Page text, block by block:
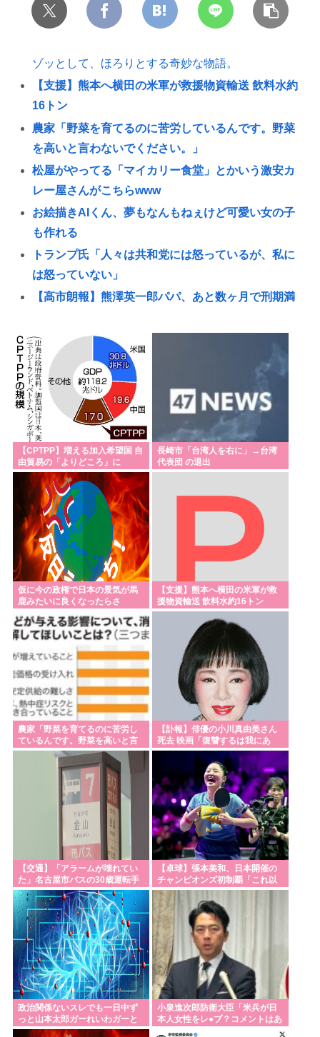
ゾッとして、ほろりとする奇妙な物語。
【支援】熊本へ横田の米軍が救援物資輸送 飲料水約
16トン
農家「野菜を育てるのに苦労しているんです。野菜
を高いと言わないでください。」
松屋がやってる「マイカリー食堂」とかいう激安カ
レー屋さんがこちらwww
お絵描きAIくん、夢もなんもねぇけど可愛い女の子
も作れる
トランプ氏「人々は共和党には怒っているが、私に
は怒っていない」
【高市朗報】熊澤英一郎パパ、あと数ヶ月で刑期満
【歴史】「ああァ、だまされちゃった。今度生れる
時はアメリカへ生れるぞ」 22歳で戦死した特攻隊員
が出撃前の日記に残した”本音”
小牛田・涌谷・登米 宮城県の難読地名
糞ダサエグザイル社長ヒロ、逮捕、妻の顔面ボコボ
コ半56しにした。
『しゃべくり007』”偏差値70英語エリート軍団” 河
野太郎、中田敦彦、岸谷蘭丸らが英語”お受験”事
情・学習法を徹底解説
「日本で1番有名なドイツ人」、意見が分かれる
【画像】高市早苗さんの経歴、マジで謎www
【緊急】エアコン壊れた
複数の台風、日本の周りを回りはじめる 高市😭
高市の無責任減税反対派の自民党議員、案の定いつ
ものまともなメンツだったwww
Powered by livedoor 相互RSS
【CPTPP】増える加入希望国 自
由貿易の「よりどころ」に
長崎市「台湾人を右に」→台湾
代表団 の退出
仮に今の政権で日本の景気が馬
鹿みたいに良くなったらさ
【支援】熊本へ横田の米軍が救
援物資輸送 飲料水約16トン
農家「野菜を育てるのに苦労し
ているんです。野菜を高いと言
わないでください。」
【訃報】俳優の小川真由美さん
死去 映画「復讐するは我にあ
り」
【交通】「アラームが壊れてい
た」名古屋市バスの30歳運転手
が待機中に車内で居眠り 47分遅
れで運行 金山～妙見町
【卓球】張本美和、日本開催の
チャンピオンズ初制覇「これ以
上の幸せはない」 決勝で昨年女
王の中国選手に4-2 WTTチャン
ピオンズ横浜
政治関係ないスレでも一日中ず
っと山本太郎ガーれいわガーと
何やら喚いてる狂人いるでしょ
小泉進次郎防衛大臣「米兵が日
本人女性をレ●プ？コメントはあ
りませんね」